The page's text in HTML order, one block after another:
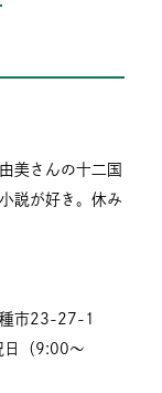
美さんの十二国
説が好き。休み
市23-27-1
（9:00～